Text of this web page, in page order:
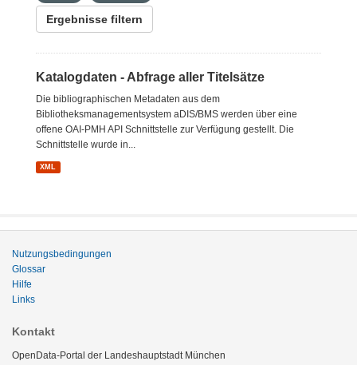
Ergebnisse filtern
Katalogdaten - Abfrage aller Titelsätze
Die bibliographischen Metadaten aus dem
Bibliotheksmanagementsystem aDIS/BMS werden über eine
offene OAI-PMH API Schnittstelle zur Verfügung gestellt. Die
Schnittstelle wurde in...
XML
Nutzungsbedingungen
Glossar
Hilfe
Links
Kontakt
OpenData-Portal der Landeshauptstadt München